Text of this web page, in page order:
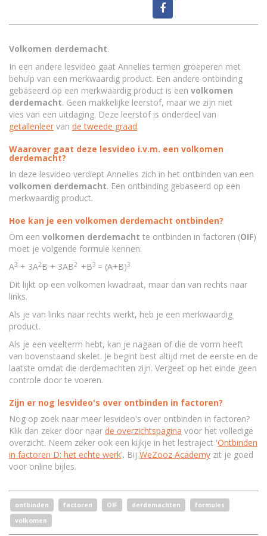
Volkomen derdemacht.
In een andere lesvideo gaat Annelies termen groeperen met
behulp van een merkwaardig product. Een andere ontbinding
gebaseerd op een merkwaardig product is een volkomen
derdemacht. Geen makkelijke leerstof, maar we zijn niet
vies van een uitdaging. Deze leerstof is onderdeel van
getallenleer van de tweede graad.
Waarover gaat deze lesvideo i.v.m. een volkomen
derdemacht?
In deze lesvideo verdiept Annelies zich in het ontbinden van een
volkomen derdemacht. Een ontbinding gebaseerd op een
merkwaardig product.
Hoe kan je een volkomen derdemacht ontbinden?
Om een volkomen derdemacht te ontbinden in factoren (OIF)
moet je volgende formule kennen:
A3 + 3A2 B + 3AB2 +B3 = (A+B)3
Dit lijkt op een volkomen kwadraat, maar dan van rechts naar
links.
Als je van links naar rechts werkt, heb je een merkwaardig
product.
Als je een veelterm hebt, kan je nagaan of die de vorm heeft
van bovenstaand skelet. Je begint best altijd met de eerste en de
laatste omdat die derdemachten zijn. Vergeet op het einde geen
controle door te voeren.
Zijn er nog lesvideo's over ontbinden in factoren?
Nog op zoek naar meer lesvideo's over ontbinden in factoren?
Klik dan zeker door naar de overzichtspagina voor het volledige
overzicht. Neem zeker ook een kijkje in het lestraject 'Ontbinden
in factoren D: het echte werk'. Bij WeZooz Academy zit je goed
voor online bijles.
ontbinden factoren OIF derdemachten
formules
volkomen